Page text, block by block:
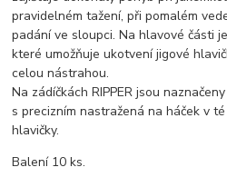
pravidelném tažení, při pomalém
padání ve sloupci. Na hlavové části
které umožňuje ukotvení jigové
celou nástrahou.
Na zádíčkách RIPPER jsou
s precizním nastražená na háček v
hlavičky.
Balení 10 ks.